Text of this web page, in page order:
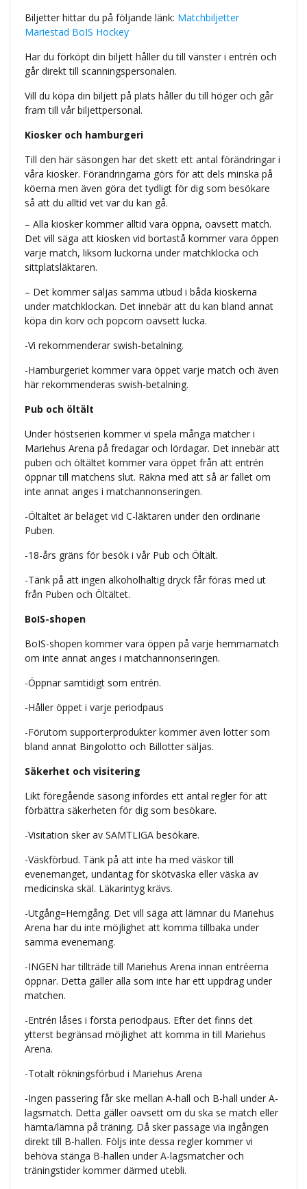
Biljetter hittar du på följande länk: Matchbiljetter
Mariestad BoIS Hockey
Har du förköpt din biljett håller du till vänster i entrén och
går direkt till scanningspersonalen.
Vill du köpa din biljett på plats håller du till höger och går
fram till vår biljettpersonal.
Kiosker och hamburgeri
Till den här säsongen har det skett ett antal förändringar i
våra kiosker. Förändringarna görs för att dels minska på
köerna men även göra det tydligt för dig som besökare
så att du alltid vet var du kan gå.
– Alla kiosker kommer alltid vara öppna, oavsett match.
Det vill säga att kiosken vid bortastå kommer vara öppen
varje match, liksom luckorna under matchklocka och
sittplatsläktaren.
– Det kommer säljas samma utbud i båda kioskerna
under matchklockan. Det innebär att du kan bland annat
köpa din korv och popcorn oavsett lucka.
-Vi rekommenderar swish-betalning.
-Hamburgeriet kommer vara öppet varje match och även
här rekommenderas swish-betalning.
Pub och öltält
Under höstserien kommer vi spela många matcher i
Mariehus Arena på fredagar och lördagar. Det innebär att
puben och öltältet kommer vara öppet från att entrén
öppnar till matchens slut. Räkna med att så är fallet om
inte annat anges i matchannonseringen.
-Öltältet är beläget vid C-läktaren under den ordinarie
Puben.
-18-års gräns för besök i vår Pub och Öltält.
-Tänk på att ingen alkoholhaltig dryck får föras med ut
från Puben och Öltältet.
BoIS-shopen
BoIS-shopen kommer vara öppen på varje hemmamatch
om inte annat anges i matchannonseringen.
-Öppnar samtidigt som entrén.
-Håller öppet i varje periodpaus
-Förutom supporterprodukter kommer även lotter som
bland annat Bingolotto och Billotter säljas.
Säkerhet och visitering
Likt föregående säsong infördes ett antal regler för att
förbättra säkerheten för dig som besökare.
-Visitation sker av SAMTLIGA besökare.
-Väskförbud. Tänk på att inte ha med väskor till
evenemanget, undantag för skötväska eller väska av
medicinska skäl. Läkarintyg krävs.
-Utgång=Hemgång. Det vill säga att lämnar du Mariehus
Arena har du inte möjlighet att komma tillbaka under
samma evenemang.
-INGEN har tillträde till Mariehus Arena innan entréerna
öppnar. Detta gäller alla som inte har ett uppdrag under
matchen.
-Entrén låses i första periodpaus. Efter det finns det
ytterst begränsad möjlighet att komma in till Mariehus
Arena.
-Totalt rökningsförbud i Mariehus Arena
-Ingen passering får ske mellan A-hall och B-hall under A-
lagsmatch. Detta gäller oavsett om du ska se match eller
hämta/lämna på träning. Då sker passage via ingången
direkt till B-hallen. Följs inte dessa regler kommer vi
behöva stänga B-hallen under A-lagsmatcher och
träningstider kommer därmed utebli.